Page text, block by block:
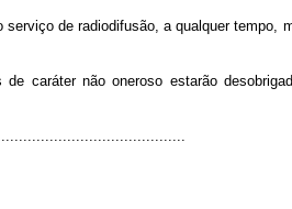
de radiodifusão, a qualquer
caráter não oneroso estarão